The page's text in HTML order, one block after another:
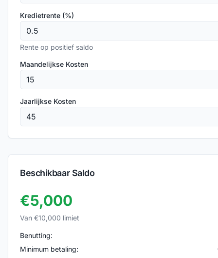
Kredietrente (%)
Rente op positief saldo
Maandelijkse Kosten
Jaarlijkse Kosten
Beschikbaar Saldo
€5,000
Van €10,000 limiet
Benutting:
Minimum betaling: